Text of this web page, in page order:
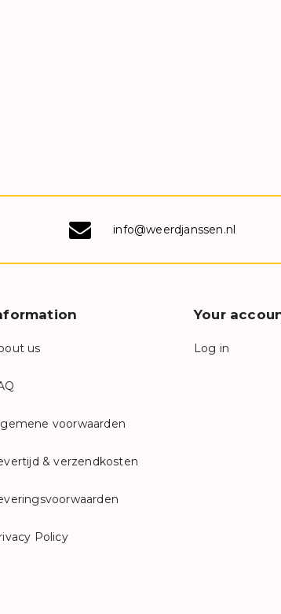
info@weerdjanssen.nl
us
voorwaarden
& verzendkosten
Policy
Your
Log in